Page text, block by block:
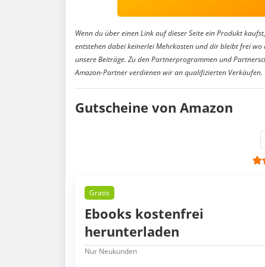
Wenn du über einen Link auf dieser Seite ein Produkt
entstehen dabei keinerlei Mehrkosten und dir bleibt frei
unsere Beiträge. Zu den Partnerprogrammen und
Amazon-Partner verdienen wir an qualifizierten Verkäufen.
Gutscheine von Amazon
Gratis
Ebooks kostenfrei
herunterladen
Nur Neukunden